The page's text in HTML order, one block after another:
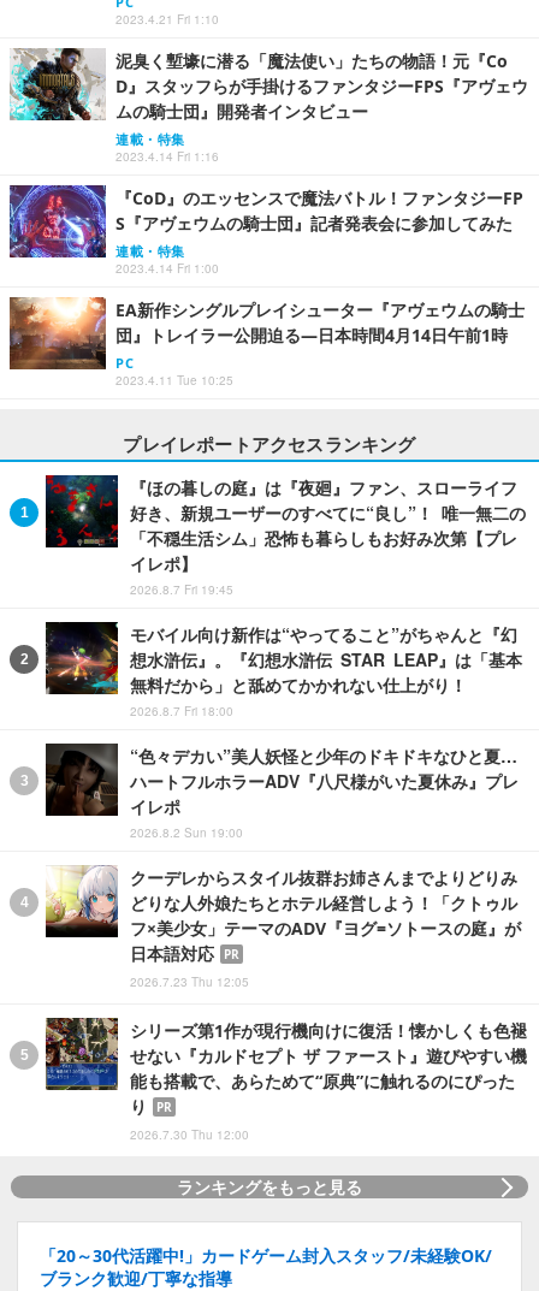
2023.4.21 Fri 1:10
泥臭く塹壕に潜る「魔法使い」たちの物語！元『Co
D』スタッフらが手掛けるファンタジーFPS『アヴェウ
ムの騎士団』開発者インタビュー
連載・特集
2023.4.14 Fri 1:16
『CoD』のエッセンスで魔法バトル！ファンタジーFP
S『アヴェウムの騎士団』記者発表会に参加してみた
連載・特集
2023.4.14 Fri 1:00
EA新作シングルプレイシューター『アヴェウムの騎士
団』トレイラー公開迫る―日本時間4月14日午前1時
PC
2023.4.11 Tue 10:25
プレイレポートアクセスランキング
『ほの暮しの庭』は『夜廻』ファン、スローライフ
好き、新規ユーザーのすべてに“良し”！ 唯一無二の
「不穏生活シム」恐怖も暮らしもお好み次第【プレ
イレポ】
2026.8.7 Fri 19:45
モバイル向け新作は“やってること”がちゃんと『幻
想水滸伝』。『幻想水滸伝 STAR LEAP』は「基本
無料だから」と舐めてかかれない仕上がり！
2026.8.7 Fri 18:00
“色々デカい”美人妖怪と少年のドキドキなひと夏…
ハートフルホラーADV『八尺様がいた夏休み』プレ
イレポ
2026.8.2 Sun 19:00
クーデレからスタイル抜群お姉さんまでよりどりみ
どりな人外娘たちとホテル経営しよう！「クトゥル
フ×美少女」テーマのADV『ヨグ=ソトースの庭』が
日本語対応
PR
2026.7.23 Thu 12:05
シリーズ第1作が現行機向けに復活！懐かしくも色褪
せない『カルドセプト ザ ファースト』遊びやすい機
能も搭載で、あらためて“原典”に触れるのにぴった
り
PR
2026.7.30 Thu 12:00
ランキングをもっと見る
「20～30代活躍中!」カードゲーム封入スタッフ/未経験OK/
ブランク歓迎/丁寧な指導